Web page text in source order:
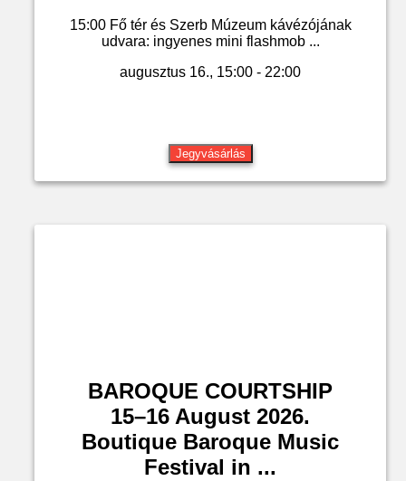
15:00 Fő tér és Szerb Múzeum kávézójának
udvara: ingyenes mini flashmob ...
augusztus 16., 15:00 - 22:00
Jegyvásárlás
BAROQUE COURTSHIP
15–16 August 2026.
Boutique Baroque Music
Festival in ...